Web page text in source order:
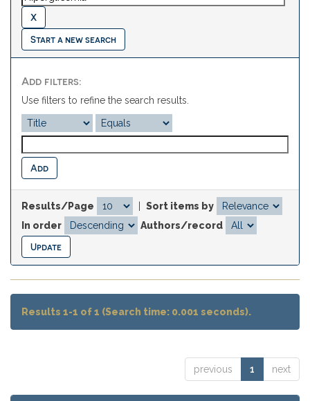
Start a new search
Add filters:
Use filters to refine the search results.
Results/Page
Sort items by
In order
Authors/record
Results 1-1 of 1 (Search time: 0.001 seconds).
previous 1 next